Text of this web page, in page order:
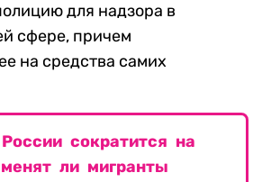
для надзора в
сфере, причем
на средства самих
сократится на
ли мигранты